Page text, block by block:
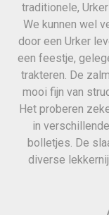
traditionele,
We kunnen wel
door een Urker
een feestje,
trakteren. De
mooi fijn van
Het proberen
in
bolletjes. De
diverse